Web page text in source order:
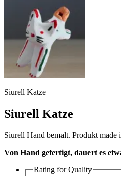
Siurell Katze
Siurell Katze
Siurell Hand bemalt. Produkt made
Von Hand gefertigt, dauert es
Rating forQuality